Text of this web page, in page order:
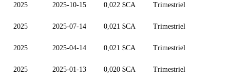
2025 2025-10-15 0,022 $CA Trimestriel
2025 2025-07-14 0,021 $CA Trimestriel
2025 2025-04-14 0,021 $CA Trimestriel
2025 2025-01-13 0,020 $CA Trimestriel